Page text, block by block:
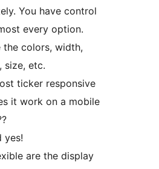
You have control
every option.
the colors, width,
size, etc.
ticker responsive
it work on a mobile
yes!
are the display